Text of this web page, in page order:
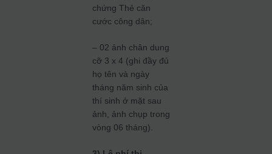
chứng Thẻ căn
cước công dân;
– 02 ảnh chân dung
cỡ 3 x 4 (ghi đầy đủ
họ tên và ngày
tháng năm sinh của
thí sinh ở mặt sau
ảnh, ảnh chụp trong
vòng 06 tháng).